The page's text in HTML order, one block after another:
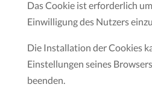
Das Cookie ist erforderlich
Einwilligung des Nutzers
Die Installation der Cookies
Einstellungen seines
beenden.